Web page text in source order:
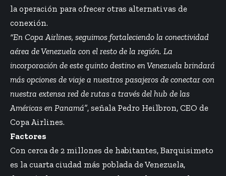
la operación para ofrecer otras alternativas de
conexión.
“En Copa Airlines, seguimos fortaleciendo la conectividad
aérea de Venezuela con el resto de la región. La
incorporación de este quinto destino en Venezuela brindará
más opciones de viaje a nuestros pasajeros de conectar con
nuestra extensa red de rutas a través del hub de las
Américas en Panamá”, señala Pedro Heilbron, CEO de
Copa Airlines.
Factores
Con cerca de 2 millones de habitantes, Barquisimeto
es la cuarta ciudad más poblada de Venezuela,